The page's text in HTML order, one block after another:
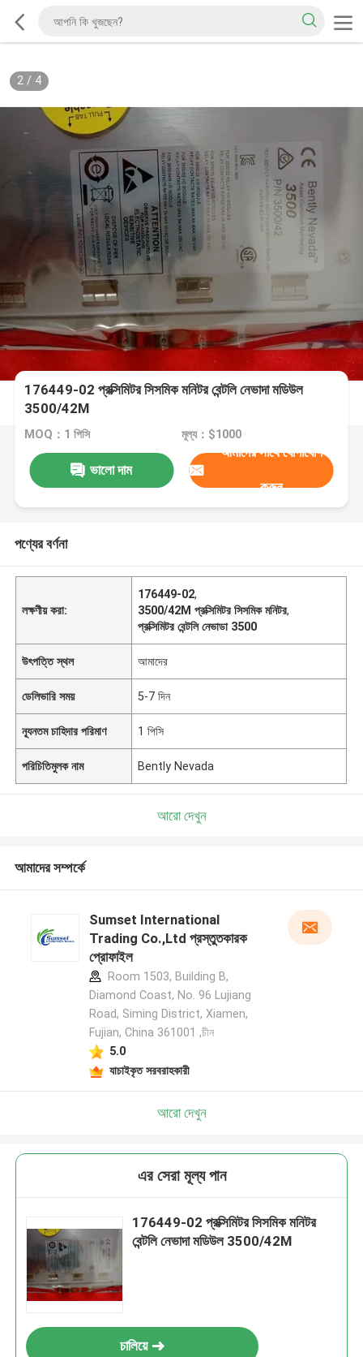
2/ 4
176449-02 প্রক্সিমিটর সিসমিক মনিটর বেন্টলি নেভাদা মডিউল
3500/42M
MOQ：1 পিসি মূল্য：$1000
ভালো দাম
আমাদের সাথে যোগাযোগ
করুন
পণ্যের বর্ণনা
লক্ষণীয় করা:
176449-02,
3500/42M প্রক্সিমিটর সিসমিক মনিটর,
প্রক্সিমিটর বেন্টলি নেভাডা 3500
উৎপত্তি স্থল আমাদের
ডেলিভারি সময় 5-7 দিন
ন্যূনতম চাহিদার পরিমাণ 1 পিসি
পরিচিতিমুলক নাম Bently Nevada
আরো দেখুন
আমাদের সম্পর্কে
Sumset International
Trading Co.,Ltd প্রস্তুতকারক
প্রোফাইল
Room 1503, Building B,
Diamond Coast, No. 96 Lujiang
Road, Siming District, Xiamen,
Fujian, China 361001 ,চীন
5.0
যাচাইকৃত সরবরাহকারী
আরো দেখুন
এর সেরা মূল্য পান
176449-02 প্রক্সিমিটর সিসমিক মনিটর
বেন্টলি নেভাদা মডিউল 3500/42M
চালিয়ে